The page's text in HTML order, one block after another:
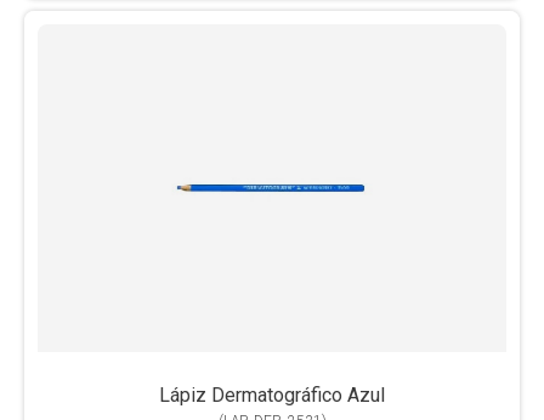
Lápiz Dermatográfico Azul